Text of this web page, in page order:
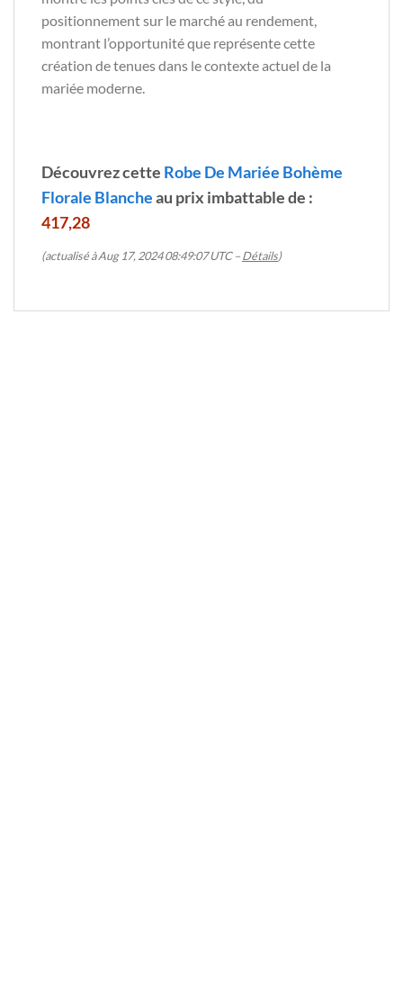
positionnement sur le marché au rendement,
montrant l’opportunité que représente cette
création de tenues dans le contexte actuel de la
mariée moderne.
Découvrez cette Robe De Mariée Bohème
Florale Blancheau prix imbattable de :
417,28
(actualisé à Aug 17, 2024 08:49:07 UTC –Détails)